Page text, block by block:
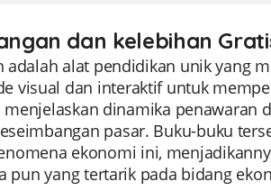
dan kelebihan
adalah alat pendidikan unik yang
visual dan interaktif untuk
dinamika penawaran
pasar. Buku-buku
ekonomi ini,
pun yang tertarik pada bidang